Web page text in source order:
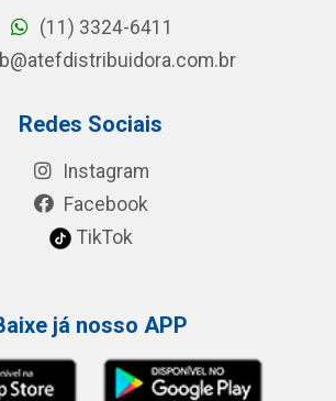
(11) 3324-6411
Redes Sociais
Instagram
Facebook
TikTok
já nosso APP